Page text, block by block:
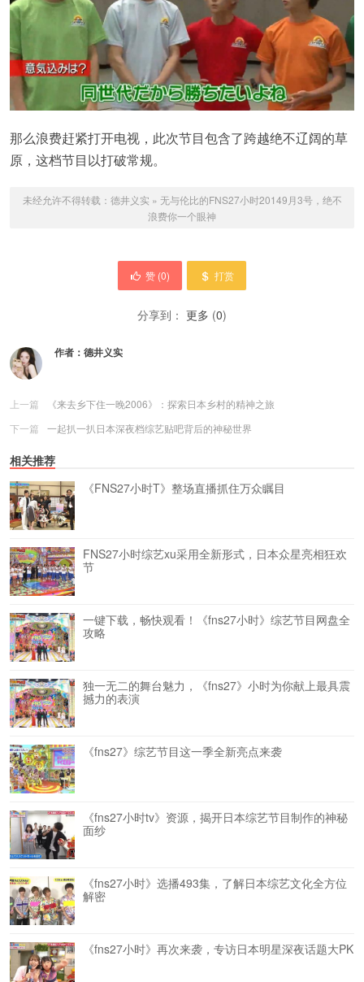
那么浪费赶紧打开电视，此次节目包含了跨越绝不辽阔的草
原，这档节目以打破常规。
未经允许不得转载： 德井义实 » 无与伦比的FNS27小时20149月3号，绝不
浪费你一个眼神
赞 (0) 打赏
分享到： 更多 (0)
作者： 德井义实
上一篇
《来去乡下住一晚2006》：探索日本乡村的精神之旅
下一篇
一起扒一扒日本深夜档综艺贴吧背后的神秘世界
相关推荐
《FNS27小时T》整场直播抓住万众瞩目
FNS27小时综艺xu采用全新形式，日本众星亮相狂欢
节
一键下载，畅快观看！《fns27小时》综艺节目网盘全
攻略
独一无二的舞台魅力，《fns27》小时为你献上最具震
撼力的表演
《fns27》综艺节目这一季全新亮点来袭
《fns27小时tv》资源，揭开日本综艺节目制作的神秘
面纱
《fns27小时》选播493集，了解日本综艺文化全方位
解密
《fns27小时》再次来袭，专访日本明星深夜话题大PK